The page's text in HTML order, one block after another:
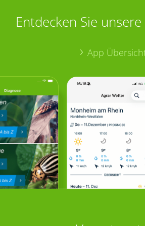
Entdecken Sie
App